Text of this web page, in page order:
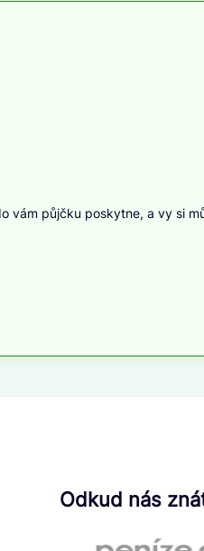
vám půjčku poskytne, a vy si
Odkud nás